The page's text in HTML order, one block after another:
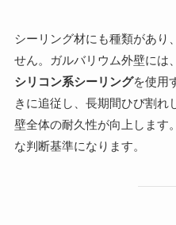
シーリング材にも種類があり
せん。ガルバリウム外壁には、
シリコン系シーリングを使用
きに追従し、長期間ひび割れ
壁全体の耐久性が向上します
な判断基準になります。